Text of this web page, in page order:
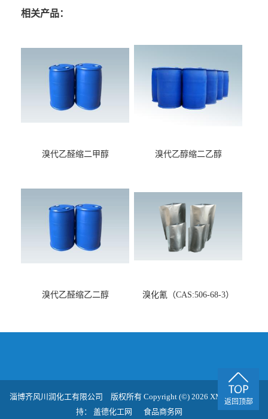
相关产品：
溴代乙醛缩二甲醇
溴代乙醇缩二乙醇
溴代乙醛缩乙二醇
溴化氰（CAS:506-68-3）
淄博齐风川润化工有限公司 版权所有 Copyright (©) 2026 XML
技术支
持： 盖德化工网 食品商务网
返回顶部